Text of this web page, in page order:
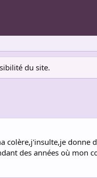
du site.
donne
des années où mon